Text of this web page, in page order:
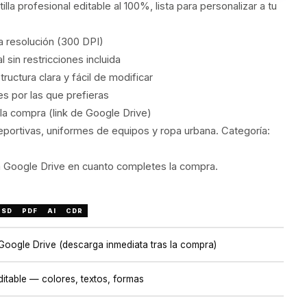
profesional editable al 100%, lista para personalizar a tu
resolución (300 DPI)
sin restricciones incluida
clara y fácil de modificar
por las que prefieras
compra (link de Google Drive)
uniformes de equipos y ropa urbana. Categoría:
Drive en cuanto completes la compra.
PDF AI CDR
Drive (descarga inmediata tras la compra)
— colores, textos, formas